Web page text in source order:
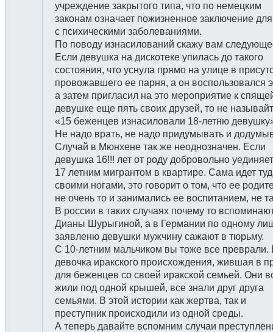
учреждение закрытого типа, что по немецким
законам означает пожизненное заключение
с психическими заболеваниями.
По поводу изнасилований скажу вам
Если девушка на дискотеке упилась до такого
состояния, что уснула прямо на улице в
провожавшего ее парня, а он воспользовался
а затем пригласил на это мероприятие к
девушке еще пять своих друзей, то не
«15 беженцев изнасиловали 18-летню
Не надо врать, не надо придумывать и
Случай в Мюнхене так же неоднозначен. Если
девушка 16!!! лет от роду добровольно
17 летним мигрантом в квартире. Сама идет
своими ногами, это говорит о том, что ее
не очень то и занимались ее воспитанием, не
В россии в таких случаях почему то
Дианы Шурыгиной, а в Германии по одному
заявленю девушки мужчину сажают в тюрьму.
С 10-летним мальчиком вы тоже все
девочка иракского происхождения, жившая в
для беженцев со своей иракской семьей. Они
жили под одной крышей, все знали друг друга
семьями. В этой истории как жертва, так и
преступник происходили из одной среды.
А теперь давайте вспомним случаи